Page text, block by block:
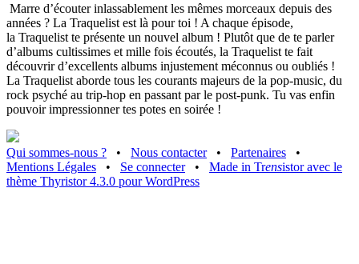
Marre d’écouter inlassablement les mêmes morceaux depuis des
années ? La Traquelist est là pour toi ! A chaque épisode,
la Traquelist te présente un nouvel album ! Plutôt que de te parler
d’albums cultissimes et mille fois écoutés, la Traquelist te fait
découvrir d’excellents albums injustement méconnus ou oubliés !
La Traquelist aborde tous les courants majeurs de la pop-music, du
rock psyché au trip-hop en passant par le post-punk. Tu vas enfin
pouvoir impressionner tes potes en soirée !
Qui sommes-nous ? • Nous contacter • Partenaires
•
Mentions Légales
• Se connecter • Made in Trensistor avec le
thème Thyristor 4.3.0 pour WordPress